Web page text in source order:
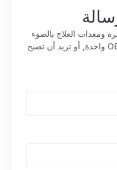
ومعدات العلاج بالضوء
الأحمر, يمكننا تقديم خدمة OEM/ODM واحدة, أو تريد أن تصبح